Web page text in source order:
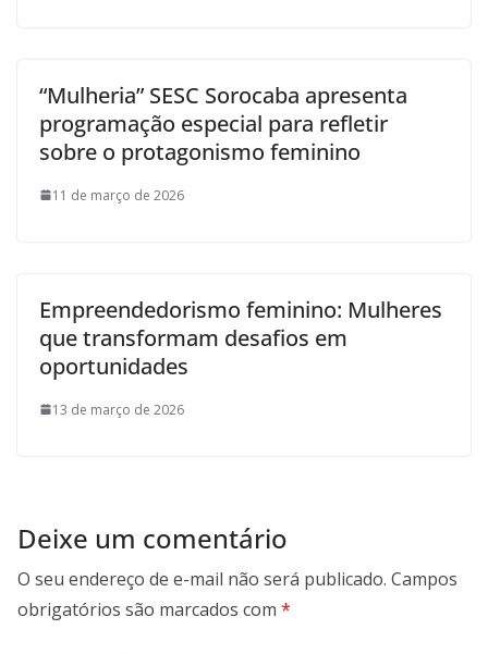
“Mulheria” SESC Sorocaba apresenta
programação especial para refletir
sobre o protagonismo feminino
11 de março de 2026
Empreendedorismo feminino: Mulheres
que transformam desafios em
oportunidades
13 de março de 2026
Deixe um comentário
O seu endereço de e-mail não será publicado. Campos
obrigatórios são marcados com *